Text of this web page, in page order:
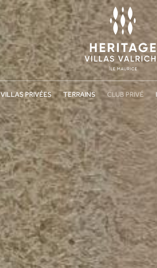
VILLAS PRIVÉES TERRAINS CLUB PRIVÉ